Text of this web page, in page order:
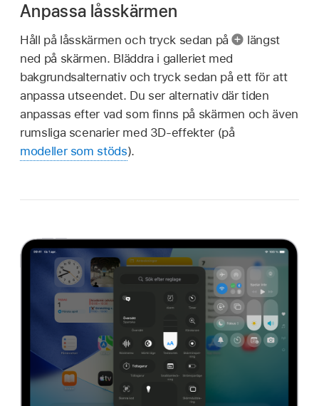
Anpassa låsskärmen
Håll på låsskärmen och tryck sedan på
längst
ned på skärmen. Bläddra i galleriet med
bakgrundsalternativ och tryck sedan på ett för att
anpassa utseendet. Du ser alternativ där tiden
anpassas efter vad som finns på skärmen och även
rumsliga scenarier med 3D-effekter (på
modeller som stöds).